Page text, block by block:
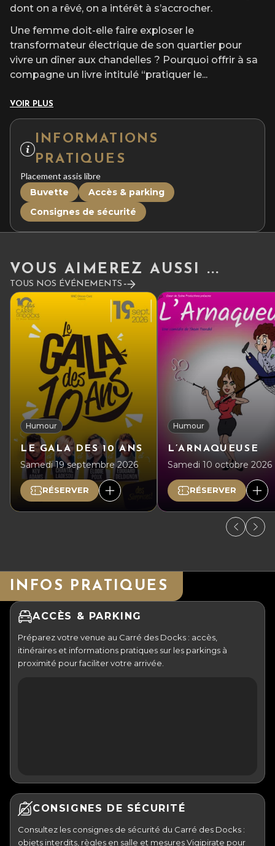
dont on a rêvé, on a intérêt à s’accrocher.
Une femme doit-elle faire exploser le
transformateur électrique de son quartier pour
vivre un dîner aux chandelles ? Pourquoi offrir à sa
compagne un livre intitulé “pratiquer le...
VOIR PLUS
INFORMATIONS
PRATIQUES
Placement assis libre
Buvette
Accès & parking
Consignes de sécurité
VOUS AIMEREZ AUSSI ...
TOUS NOS ÉVÉNEMENTS
Humour
LE GALA DES 10 ANS
Samedi 19 septembre 2026
RÉSERVER
Humour
L’ARNAQUEUSE
Samedi 10 octobre 2026
RÉSERVER
INFOS PRATIQUES
ACCÈS & PARKING
Préparez votre venue au Carré des Docks : accès,
itinéraires et informations pratiques sur les parkings à
proximité pour faciliter votre arrivée.
CONSIGNES DE SÉCURITÉ
Consultez les consignes de sécurité du Carré des Docks :
objets interdits, règles en salle et mesures Vigipirate pour